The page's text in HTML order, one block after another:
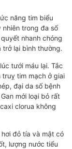
năng tim biểu
nhiên trong đa số
nhanh chóng
trở lại bình thường.
tưới máu lại. Tắc
tim mạch ở giai
đại da số bệnh
mới loại bỏ rất
clorua không
đỏ tía và mật có
lượng nước tiểu